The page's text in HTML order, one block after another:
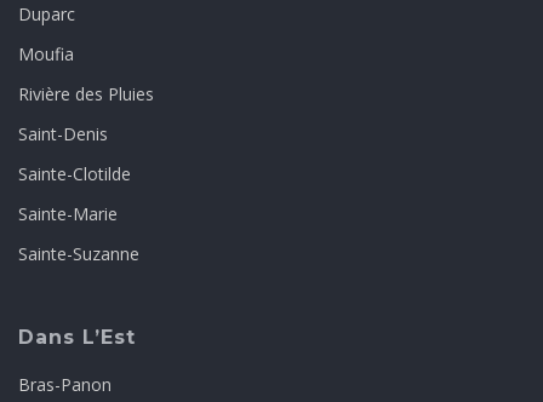
Duparc
Moufia
Rivière des Pluies
Saint-Denis
Sainte-Clotilde
Sainte-Marie
Sainte-Suzanne
Dans L’Est
Bras-Panon